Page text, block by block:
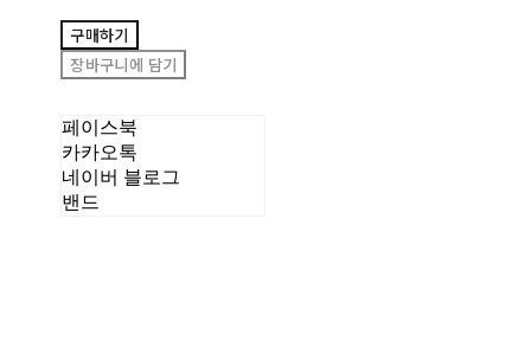
구매하기
장바구니에 담기
페이스북
카카오톡
네이버 블로그
밴드